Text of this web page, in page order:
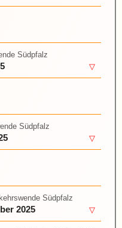
Südpfalz
▽
Südpfalz
▽
Südpfalz
2025 ▽